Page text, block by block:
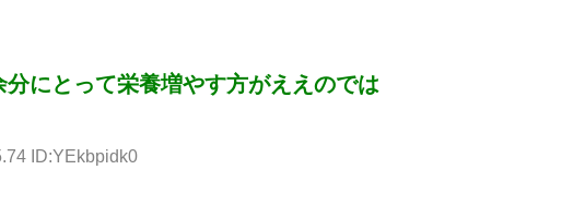
にとって栄養増やす方がええのでは
ID:YEkbpidk0